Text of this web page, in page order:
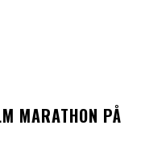
MARATHON PÅ